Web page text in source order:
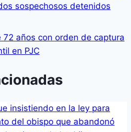
sospechosos detenidos
años con orden de captura
en PJC